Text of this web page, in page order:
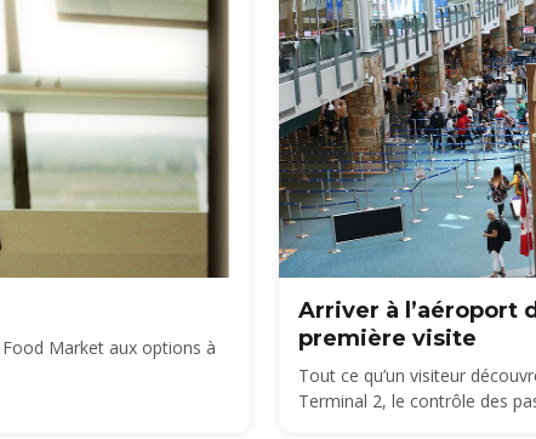
Market aux options à
Arriver à l’aéroport
première visite
Tout ce qu’un visiteur
Terminal 2, le contrôle des